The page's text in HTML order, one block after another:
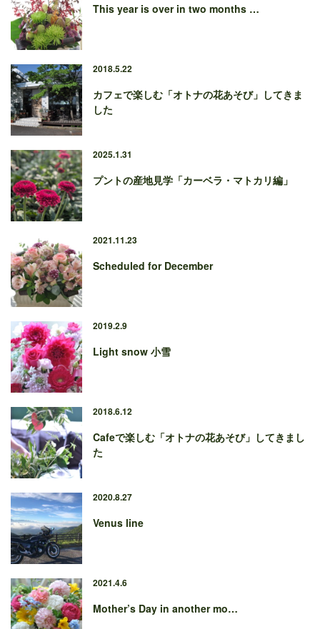
This year is over in two months …
2018.5.22
カフェで楽しむ「オトナの花あそび」してきま
した
2025.1.31
プントの産地見学「カーベラ・マトカリ編」
2021.11.23
Scheduled for December
2019.2.9
Light snow 小雪
2018.6.12
Cafeで楽しむ「オトナの花あそび」してきまし
た
2020.8.27
Venus line
2021.4.6
Mother’s Day in another mo…